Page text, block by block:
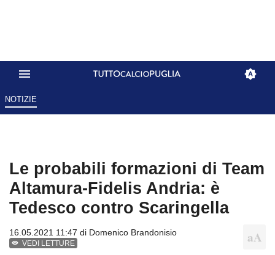
NOTIZIE
Le probabili formazioni di Team
Altamura-Fidelis Andria: è
Tedesco contro Scaringella
16.05.2021 11:47 di Domenico Brandonisio
VEDI LETTURE